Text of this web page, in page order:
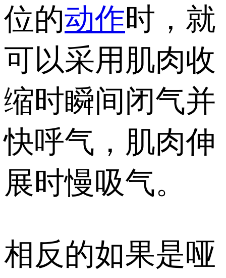
位的动作时，就
可以采用肌肉收
缩时瞬间闭气并
快呼气，肌肉伸
展时慢吸气。
相反的如果是哑